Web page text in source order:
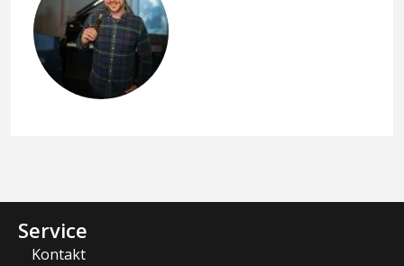
Service
Kontakt